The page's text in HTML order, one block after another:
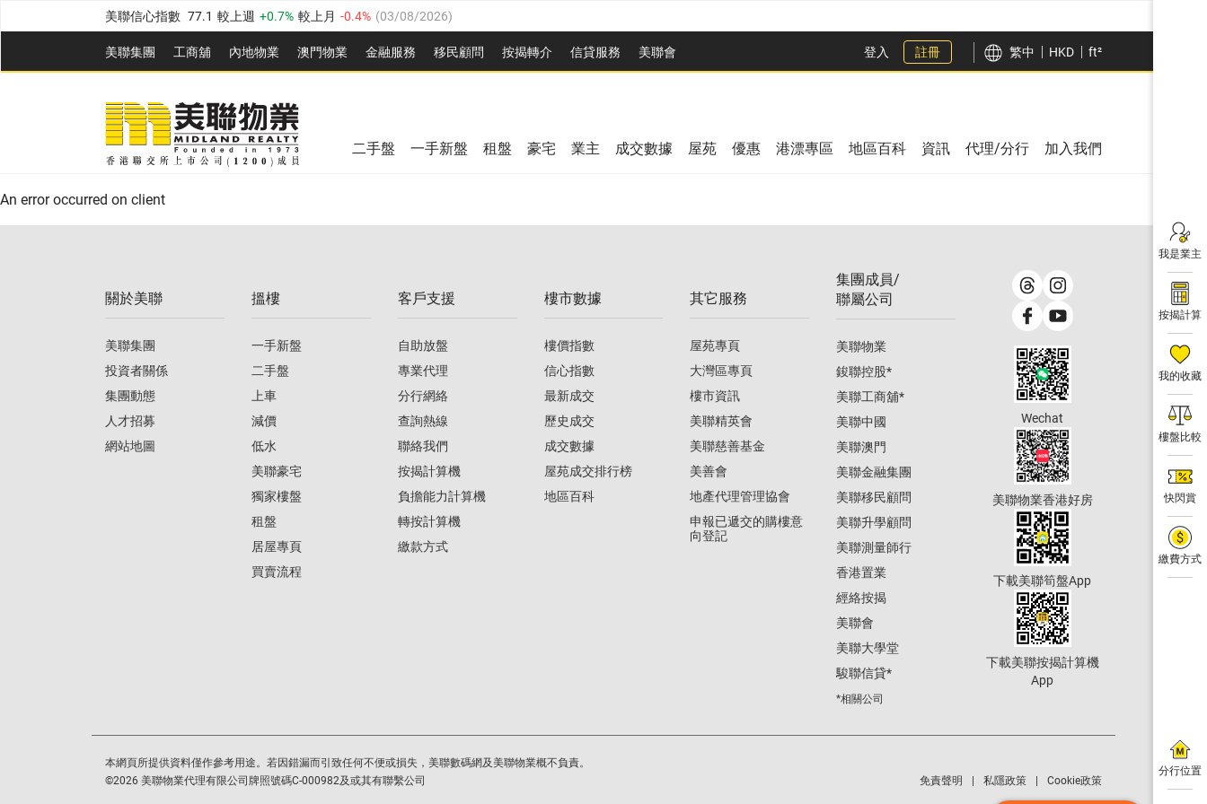
美聯信心指數 77.1 較上週 0.7% 較上月 -0.4% (03/08/2026)
全港樓價指數 149.1 較上週 0% 較上月 0.4% (03/08/2026)
港島樓價指數 157.4 較上週 -0.3% 較上月 -0.8% (03/08/2026)
九龍樓價指數 156.4 較上週 -0.1%
新界樓價指數 134.8 較上週 0.1% 0.9% 03/08/2026
美聯信心指數 77.1 較上週 0.7% 較上月
美聯集團 工商舖 內地物業 澳門物業 金融服務 移民顧問 按揭轉介 信貸服務 美聯會
全港樓價指數 149.1 較上週 0% 較上月
美聯信心指數 較上週 0.7% 03/08/2026)
登入 註冊 繁中 HKD ft²
我是業主
按揭計算
我的收藏
樓盤比較
快閃賞
繳費方式
分行位置
二手盤 一手新盤 租盤 豪宅 業主 成交數據 屋苑 優惠 港漂專區 地區百科 資訊 代理/分行 加入我們
An error occurred on client
關於美聯
美聯集團
投資者關係
集團動態
人才招募
網站地圖
搵樓
一手新盤
二手盤
上車
減價
低水
美聯豪宅
獨家樓盤
租盤
居屋專頁
買賣流程
客戶支援
自助放盤
專業代理
分行網絡
查詢熱線
聯絡我們
按揭計算機
負擔能力計算機
轉按計算機
繳款方式
樓市數據
樓價指數
信心指數
最新成交
歷史成交
成交數據
屋苑成交排行榜
地區百科
其它服務
屋苑專頁
大灣區專頁
樓市資訊
美聯精英會
美聯慈善基金
美善會
地產代理管理協會
申報已遞交的購樓意
向登記
集團成員/
聯屬公司
美聯物業
鋑聯控股*
美聯工商舖*
美聯中國
美聯澳門
美聯金融集團
美聯移民顧問
美聯升學顧問
美聯測量師行
香港置業
經絡按揭
美聯會
美聯大學堂
駿聯信貸*
*相關公司
Wechat
美聯物業香港好房
下載美聯筍盤App
下載美聯按揭計算機
App
本網頁所提供資料僅作參考用途。若因錯漏而引致任何不便或損失，美聯數碼網及美聯物業概不負責。
©2026 美聯物業代理有限公司牌照號碼C-000982及或其有聯繫公司 免責聲明 私隱政策 Cookie政策